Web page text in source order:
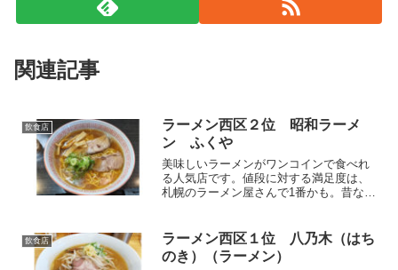
関連記事
飲食店
ラーメン西区２位 昭和ラーメ
ン ふくや
美味しいラーメンがワンコインで食べれ
る人気店です。値段に対する満足度は、
札幌のラーメン屋さんで1番かも。昔なが
いで、西区No.2のお店。ろぐきたでは札
幌市西区を中心に、...
飲食店
ラーメン西区１位 八乃木（はち
のき）（ラーメン）